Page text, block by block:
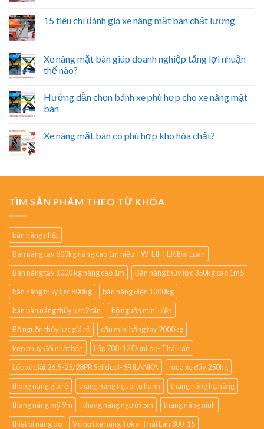
15 tiêu chí đánh giá xe nâng mặt bàn chất lượng
Xe nâng mặt bàn giúp doanh nghiệp tăng lợi nhuận
thế nào?
Hướng dẫn chọn bánh xe phù hợp cho xe nâng mặt
bàn
Xe nâng mặt bàn có phù hợp kho hóa chất?
TÌM SẢN PHẨM THEO TỪ KHÓA
bàn nâng nhật
Bàn nâng tay 800kg nâng cao 1m hiệu TW-LIFTER Đài Loan
Bàn nâng tay 1000 kg nâng cao 1m
Bàn nâng thủy lực 350kg cao 1m5
bàn nâng thủy lực 800kg
bàn nâng điện 1000kg
bán bàn nâng thủy lực 2 tấn
bộ nguồn mini điện
Bộ nguồn thủy lực giá rẻ
cẩu mini bằng tay 2000kg
kẹp phuy đôi nhật bản
Lốp 700-12 DunLop- Thái Lan
Lốp xúc lật 26.5-25/28PR Solideal- SRILANKA
mua xe đẩy 250kg
thang nang gia rẻ
thang nang nguoi tu hanh
thang nâng hạ hàng
thang nâng mỹ 9m
thang nâng người 5m
thang nâng niuli
thiet bi nâng do
Vỏ hơi xe nâng Tokai Thái Lan 300-15